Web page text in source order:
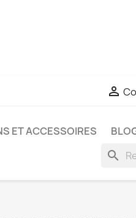

ET ACCESSOIRES
search